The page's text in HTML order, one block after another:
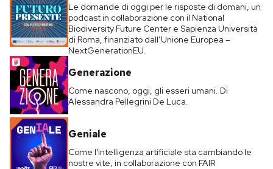
Le domande di oggi per le risposte di domani, un
podcast in collaborazione con il National
Biodiversity Future Center e Sapienza Università
di Roma, finanziato dall’Unione Europea –
NextGenerationEU.
Generazione
Come nascono, oggi, gli esseri umani. Di
Alessandra Pellegrini De Luca.
Geniale
Come l'intelligenza artificiale sta cambiando le
nostre vite, in collaborazione con FAIR